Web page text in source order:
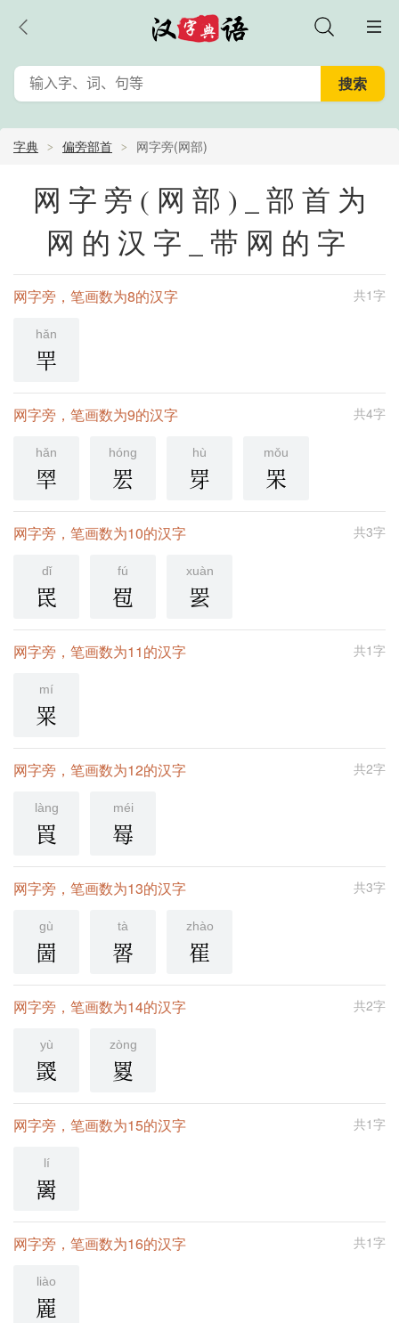
字典 偏旁部首 网字旁(网部)
网字旁(网部)_部首为
网的汉字_带网的字
共1字
网字旁，笔画数为8的汉字
hǎn
䍐
共4字
网字旁，笔画数为9的汉字
hǎn
䍑
hóng
䍔
hù
䍓
mǒu
䍒
共3字
网字旁，笔画数为10的汉字
dǐ
䍕
fú
䍖
xuàn
䍗
共1字
网字旁，笔画数为11的汉字
mí
䍘
共2字
网字旁，笔画数为12的汉字
làng
䍚
méi
䍙
共3字
网字旁，笔画数为13的汉字
gù
䍛
tà
䍝
zhào
䍜
共2字
网字旁，笔画数为14的汉字
yù
䍞
zòng
䍟
共1字
网字旁，笔画数为15的汉字
lí
䍠
共1字
网字旁，笔画数为16的汉字
liào
䍡